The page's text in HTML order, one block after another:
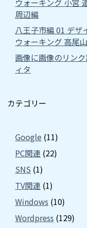
周辺編
八王子市編 01 デザ
ウォーキング 高尾
画像に画像のリン
ィタ
カテゴリー
Google (11)
PC関連 (22)
SNS (1)
TV関連 (1)
Windows (10)
Wordpress (129)